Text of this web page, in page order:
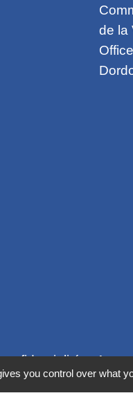
de la
-
you control over what